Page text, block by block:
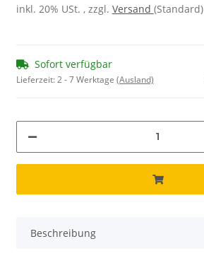
inkl. 20% USt. , zzgl. Versand (Standard)
Sofort verfügbar
Lieferzeit:2 - 7 Werktage (Ausland)
Beschreibung